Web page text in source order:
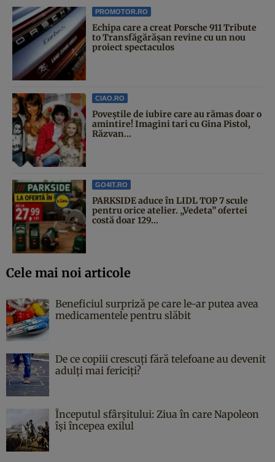
PROMOTOR.RO
Echipa care a creat Porsche 911 Tribute
to Transfăgărășan revine cu un nou
proiect spectaculos
CIAO.RO
Poveştile de iubire care au rămas doar o
amintire! Imagini tari cu Gina Pistol,
Răzvan...
GO4IT.RO
PARKSIDE aduce în LIDL TOP 7 scule
pentru orice atelier. „Vedeta” ofertei
costă doar 129...
Cele mai noi articole
Beneficiul surpriză pe care le-ar putea avea
medicamentele pentru slăbit
De ce copiii crescuți fără telefoane au devenit
adulți mai fericiți?
Începutul sfârşitului: Ziua în care Napoleon
îşi începea exilul